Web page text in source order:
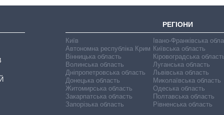
РЕГІОНИ
Київ
Автономна республіка Крим
Вінницька область
Волинська область
Дніпропетровська область
Донецька область
Житомирська область
Закарпатська область
Запорізька область
Івано-Франківська
Київська область
Кіровоградська
Луганська область
Львівська область
Миколаївська область
Одеська область
Полтавська область
Рівненська область